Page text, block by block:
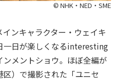
© NHK・NED・SME
ンキャラクター・ウェイキ
一日が楽しくなるinteresting
メントショウ。ほぼ全編が
）で撮影された「ユニセ